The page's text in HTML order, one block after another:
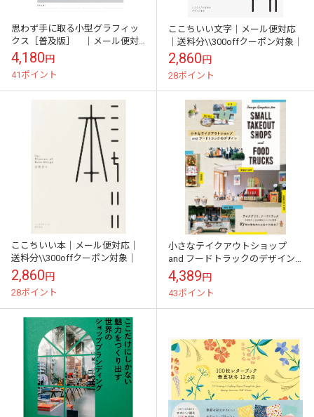
思わず手に取る小型グラフィッ
クス［普及版］ ｜メール便対
応｜送料分\\300offクーポン対
象｜
4,180円
41ポイント
ここちいい文字｜メール便対応
｜送料分\\300offクーポン対象｜
2,860円
28ポイント
ここちいい本｜メール便対応｜
送料分\\300offクーポン対象｜
2,860円
28ポイント
小さなテイクアウトショップ
and フードトラックのデザイン
（パイインターナショナル）｜
メール便対応｜送料分\\300offク
ーポ...
4,389円
43ポイント